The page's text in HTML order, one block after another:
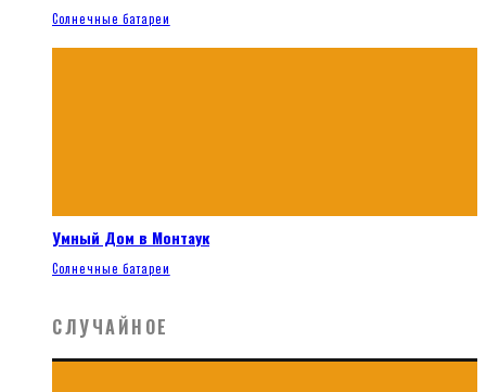
Солнечные батареи
Умный Дом в Монтаук
Солнечные батареи
СЛУЧАЙНОЕ